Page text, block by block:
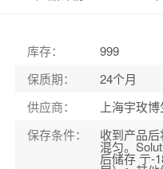
库存：
999
保质期：
24个月
供应商：
上海宇玫
保存条件： 收到产品
混匀。
后储存 亍-